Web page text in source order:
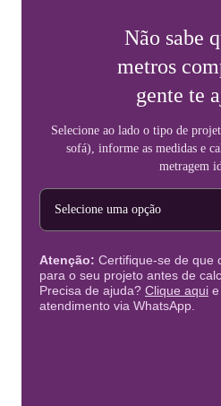
Não sabe
metros
gente te
Selecione ao lado o tipo de
sofá), informe as medidas e
metragem
Tipo de projeto
Atenção: Certifique-se de que
para o seu projeto antes de
Precisa de ajuda? Clique aqui
atendimento via WhatsApp.